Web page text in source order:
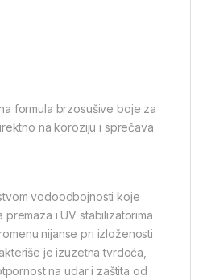
formula brzosušive boje za
na koroziju i sprečava
vodoodbojnosti koje
i UV stabilizatorima
nijanse pri izloženosti
je izuzetna tvrdoća,
na udar i zaštita od